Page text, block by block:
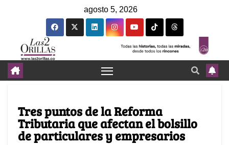
agosto 5, 2026
Tres puntos de la Reforma
Tributaria que afectan el bolsillo
de particulares y empresarios